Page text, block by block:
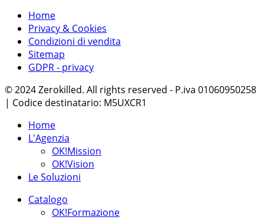
Home
Privacy & Cookies
Condizioni di vendita
Sitemap
GDPR - privacy
© 2024 Zerokilled. All rights reserved - P.iva 01060950258
| Codice destinatario: M5UXCR1
Home
L'Agenzia
OK!Mission
OK!Vision
Le Soluzioni
Catalogo
OK!Formazione